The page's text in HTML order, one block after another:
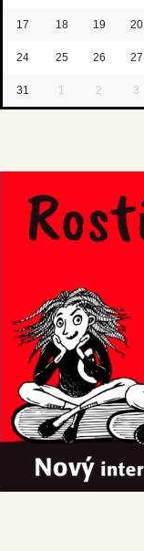
17 18 19 20
24 25 26 27
31 1 2 3